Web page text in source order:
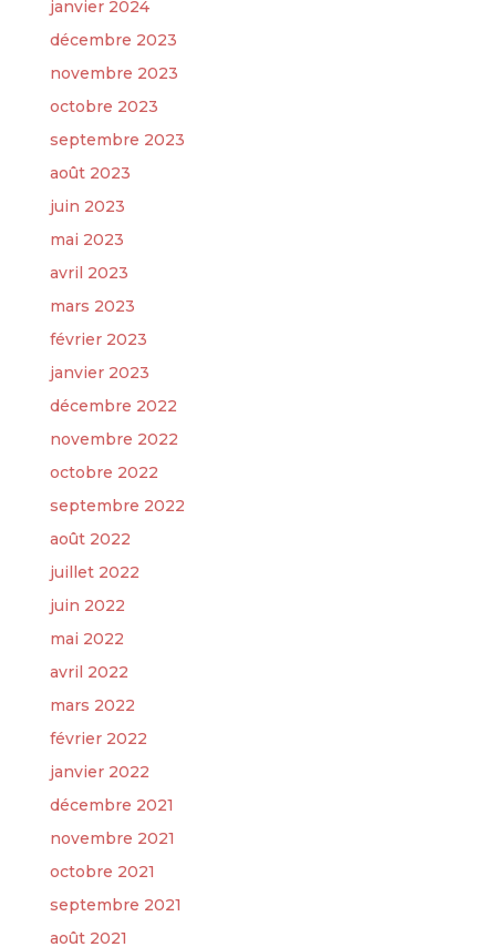
janvier 2024
décembre 2023
novembre 2023
octobre 2023
septembre 2023
août 2023
juin 2023
mai 2023
avril 2023
mars 2023
février 2023
janvier 2023
décembre 2022
novembre 2022
octobre 2022
septembre 2022
août 2022
juillet 2022
juin 2022
mai 2022
avril 2022
mars 2022
février 2022
janvier 2022
décembre 2021
novembre 2021
octobre 2021
septembre 2021
août 2021